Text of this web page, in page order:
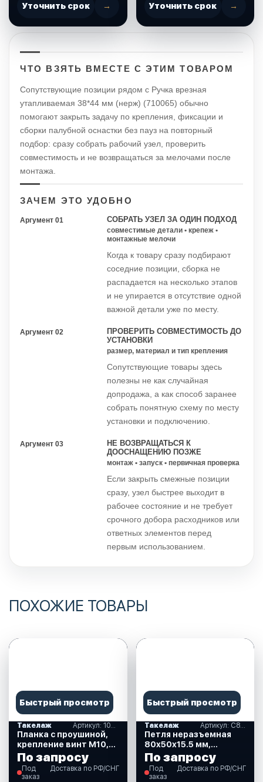
Уточнить срок → Уточнить срок →
ЧТО ВЗЯТЬ ВМЕСТЕ С ЭТИМ ТОВАРОМ
Сопутствующие позиции рядом с Ручка врезная
утапливаемая 38*44 мм (нерж) (710065) обычно
помогают закрыть задачу по крепления, фиксации и
сборки палубной оснастки без пауз на повторный
подбор: сразу собрать рабочий узел, проверить
совместимость и не возвращаться за мелочами после
монтажа.
ЗАЧЕМ ЭТО УДОБНО
Аргумент 01 СОБРАТЬ УЗЕЛ ЗА ОДИН ПОДХОД
совместимые детали • крепеж •
монтажные мелочи
Когда к товару сразу подбирают
соседние позиции, сборка не
распадается на несколько этапов
и не упирается в отсутствие одной
важной детали уже по месту.
Аргумент 02
ПРОВЕРИТЬ СОВМЕСТИМОСТЬ ДО
УСТАНОВКИ
размер, материал и тип крепления
Сопутствующие товары здесь
полезны не как случайная
допродажа, а как способ заранее
собрать понятную схему по месту
установки и подключению.
Аргумент 03
НЕ ВОЗВРАЩАТЬСЯ К
ДООСНАЩЕНИЮ ПОЗЖЕ
монтаж • запуск • первичная проверка
Если закрыть смежные позиции
сразу, узел быстрее выходит в
рабочее состояние и не требует
срочного добора расходников или
ответных элементов перед
первым использованием.
ПОХОЖИЕ ТОВАРЫ
Быстрый просмотр
Такелаж Артикул: 1026-0108
Планка с проушиной,
крепление винт М10,
8х32 мм. (1026-0108)
По запросу
Под
заказ
Доставка по РФ/СНГ
Быстрый просмотр
Такелаж Артикул: C88011
Петля неразъемная
80х50х15.5 мм,
пластиковая. (C88011)
По запросу
Под
заказ
Доставка по РФ/СНГ